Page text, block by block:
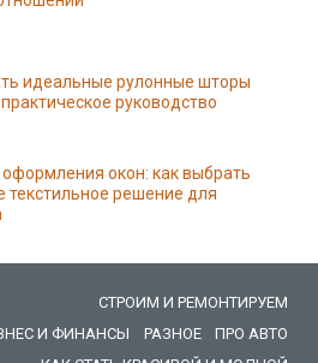
идеальные рулонные шторы
руководство
оформления окон: как выбрать
текстильное решение для
СТРОИМ И РЕМОНТИРУЕМ
И ФИНАНСЫ РАЗНОЕ
ПРО АВТО